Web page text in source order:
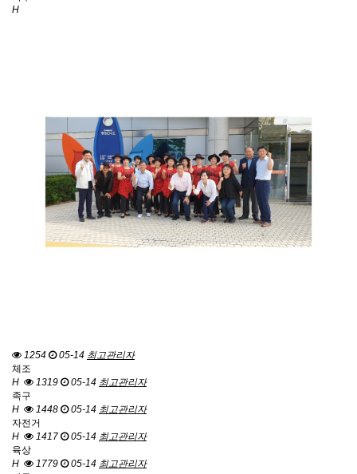
H
1254 05-14 최고관리자
체조
H
1319 05-14 최고관리자
족구
H
1448 05-14 최고관리자
자전거
H
1417 05-14 최고관리자
육상
H
1779 05-14 최고관리자